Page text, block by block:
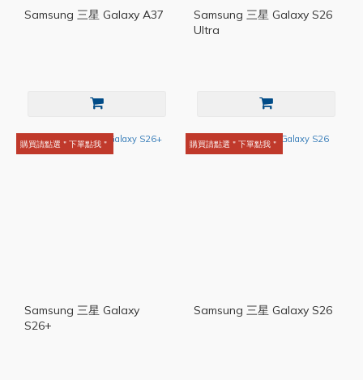
Samsung 三星 Galaxy A37
Samsung 三星 Galaxy S26
Ultra
購買請點選＂下單點我＂
Samsung 三星 Galaxy
S26+
購買請點選＂下單點我＂
Samsung 三星 Galaxy S26